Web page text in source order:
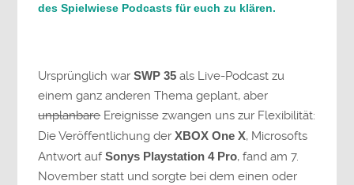
des Spielwiese Podcasts für euch zu klären.
Ursprünglich warSWP 35 als Live-Podcast zu
einem ganz anderen Thema geplant, aber
unplanbareEreignisse zwangen uns zur Flexibilität:
Die Veröffentlichung derXBOX One X, Microsofts
Antwort aufSonys Playstation 4 Pro, fand am 7.
November statt und sorgte bei dem einen oder